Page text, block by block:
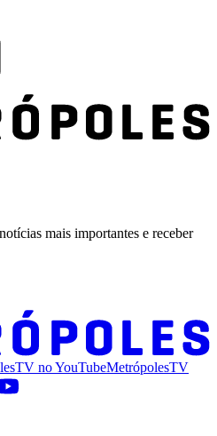
mais importantes e receber
noYouTubeMetrópolesTV